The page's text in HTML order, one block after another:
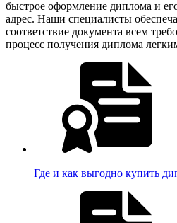
быстрое оформление диплома и
адрес. Наши специалисты
соответствие документа всем
процесс получения диплома
Где и как выгодно купить